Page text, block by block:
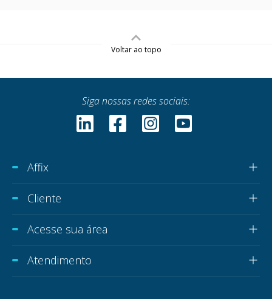
Voltar ao topo
Siga nossas redes sociais:
Affix
Cliente
Acesse sua área
Atendimento